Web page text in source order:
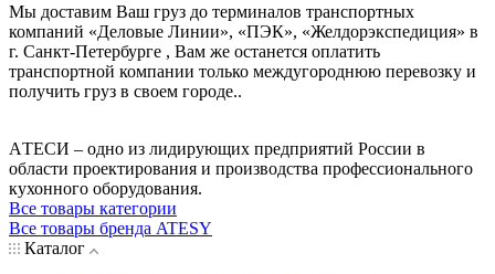
Мы доставим Ваш груз до терминалов транспортных
компаний «Деловые Линии», «ПЭК», «Желдорэкспедиция» в
г. Санкт-Петербурге , Вам же останется оплатить
транспортной компании только междугороднюю перевозку и
получить груз в своем городе..
AТЕСИ – одно из лидирующих предприятий России в
области проектирования и производства профессионального
кухонного оборудования.
Все товары категории
Все товары бренда ATESY
Каталог